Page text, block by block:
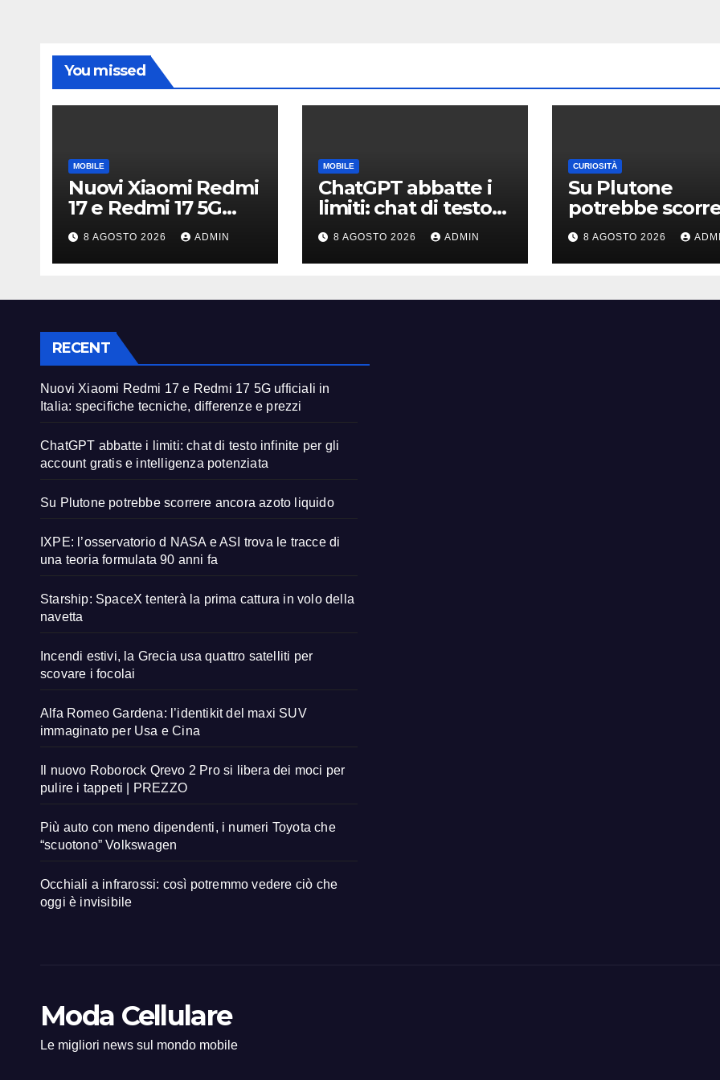
You missed
MOBILE
Nuovi Xiaomi Redmi
17 e Redmi 17 5G
ufficiali in Italia:
specifiche tecniche,
differenze e prezzi
8 AGOSTO 2026 ADMIN
MOBILE
ChatGPT abbatte i
limiti: chat di testo
infinite per gli
account gratis e
intelligenza
8 AGOSTO 2026 ADMIN
CURIOSITÀ
Su Plutone
potrebbe
ancora azoto
8 AGOSTO 2026
RECENT
Nuovi Xiaomi Redmi 17 e Redmi 17 5G ufficiali in
Italia: specifiche tecniche, differenze e prezzi
ChatGPT abbatte i limiti: chat di testo infinite per gli
account gratis e intelligenza potenziata
Su Plutone potrebbe scorrere ancora azoto liquido
IXPE: l’osservatorio d NASA e ASI trova le tracce di
una teoria formulata 90 anni fa
Starship: SpaceX tenterà la prima cattura in volo della
navetta
Incendi estivi, la Grecia usa quattro satelliti per
scovare i focolai
Alfa Romeo Gardena: l’identikit del maxi SUV
immaginato per Usa e Cina
Il nuovo Roborock Qrevo 2 Pro si libera dei moci per
pulire i tappeti | PREZZO
Più auto con meno dipendenti, i numeri Toyota che
“scuotono” Volkswagen
Occhiali a infrarossi: così potremmo vedere ciò che
oggi è invisibile
Moda Cellulare
Le migliori news sul mondo mobile